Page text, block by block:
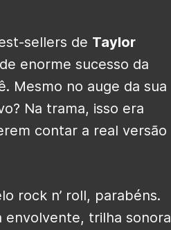
sellers de Taylor
enorme sucesso da
Mesmo no auge da sua
Na trama, isso era
contar a real versão
rock n’ roll, parabéns.
envolvente, trilha sonora